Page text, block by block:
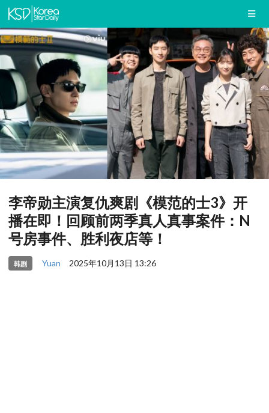
李帝勋主演复仇爽剧《模范的士3》开
播在即！回顾前两季真人真事案件：N
号房事件、胜利夜店等！
韩剧 Yuan 2025年10月13日 13:26